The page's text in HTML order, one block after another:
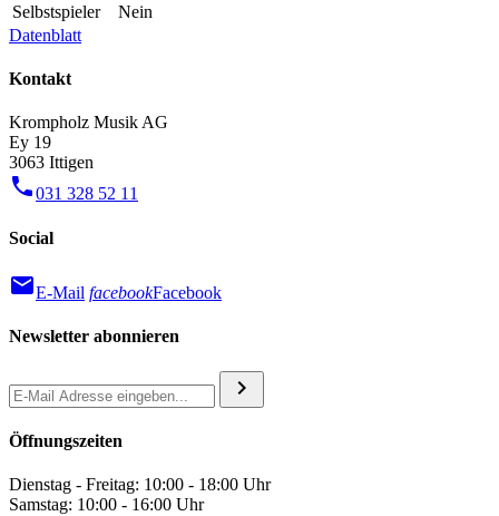
Selbstspieler
Nein
Datenblatt
Kontakt
Krompholz Musik AG
Ey 19
3063 Ittigen
phone031 328 52 11
Social
mailE-Mail facebookFacebook
Newsletter abonnieren
chevron_right
Öffnungszeiten
Dienstag - Freitag: 10:00 - 18:00 Uhr
Samstag: 10:00 - 16:00 Uhr